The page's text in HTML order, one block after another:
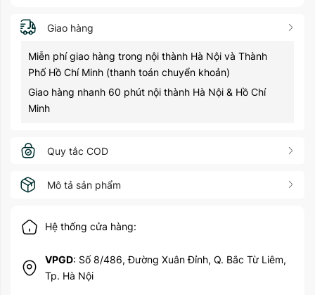
Giao hàng
Miễn phí giao hàng trong nội thành Hà Nội và Thành
Phố Hồ Chí Minh (thanh toán chuyển khoản)
Giao hàng nhanh 60 phút nội thành Hà Nội & Hồ Chí
Minh
Quy tắc COD
Mô tả sản phẩm
Hệ thống cửa hàng:
VPGD: Số 8/486, Đường Xuân Đỉnh, Q. Bắc Từ Liêm,
Tp. Hà Nội